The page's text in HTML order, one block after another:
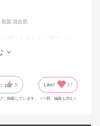
肌質:混合肌
自然な血色感でした。他
5 Like! 17
掲載しています。（一部、編集も含む）